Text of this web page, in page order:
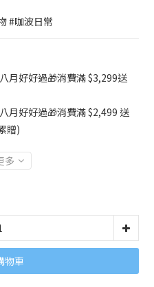
#咖波日常
月好好過🎁消費滿 $3,299送
月好好過🎁消費滿 $2,499 送
贈)
多
物車